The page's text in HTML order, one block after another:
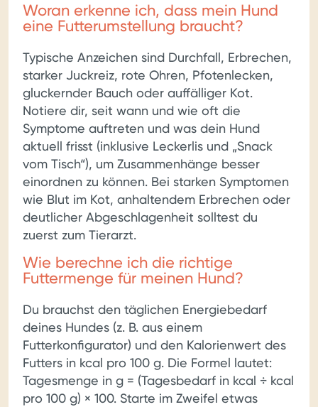
Woran erkenne ich, dass mein Hund
eine Futterumstellung braucht?
Typische Anzeichen sind Durchfall, Erbrechen,
starker Juckreiz, rote Ohren, Pfotenlecken,
gluckernder Bauch oder auffälliger Kot.
Notiere dir, seit wann und wie oft die
Symptome auftreten und was dein Hund
aktuell frisst (inklusive Leckerlis und „Snack
vom Tisch“), um Zusammenhänge besser
einordnen zu können. Bei starken Symptomen
wie Blut im Kot, anhaltendem Erbrechen oder
deutlicher Abgeschlagenheit solltest du
zuerst zum Tierarzt.
Wie berechne ich die richtige
Futtermenge für meinen Hund?
Du brauchst den täglichen Energiebedarf
deines Hundes (z. B. aus einem
Futterkonfigurator) und den Kalorienwert des
Futters in kcal pro 100 g. Die Formel lautet:
Tagesmenge in g = (Tagesbedarf in kcal ÷ kcal
pro 100 g) × 100. Starte im Zweifel etwas